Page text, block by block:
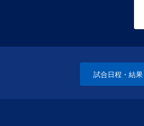
試合日程・結果